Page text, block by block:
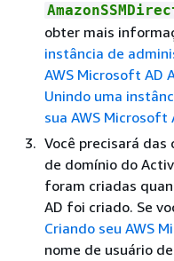
obter mais
instância de
AWS Microsoft AD
Unindo uma
sua AWS
Você precisará
de domínio do
foram criadas
AD foi criado. Se
Criando seu AWS
nome de usuário